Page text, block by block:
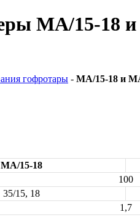
МА/15-18
гофротары - МА/15-18 и
МА/15-18
100
35/15, 18
1,7